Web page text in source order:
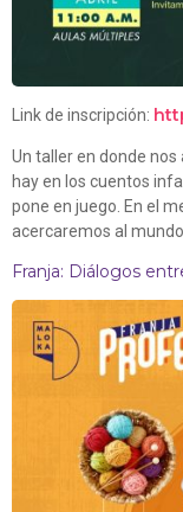
Link de inscripción:
Un taller en donde
hay en los cuentos
pone en juego. En el
acercaremos al
Franja: Diálogos